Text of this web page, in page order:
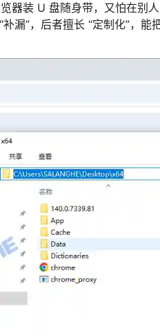
器装 U 盘随身带，又怕在别
漏”，后者擅长 “定制化”，能